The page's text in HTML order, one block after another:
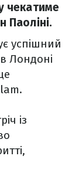
чекатиме
Паоліні.
успішний
Лондоні
із